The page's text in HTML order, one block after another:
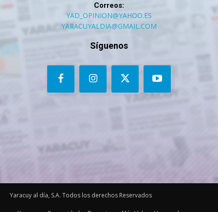
Correos:
YAD_OPINION@YAHOO.ES
YARACUYALDIA@GMAIL.COM
Síguenos
Yaracuy al día, S.A. Todos los derechos Reservados